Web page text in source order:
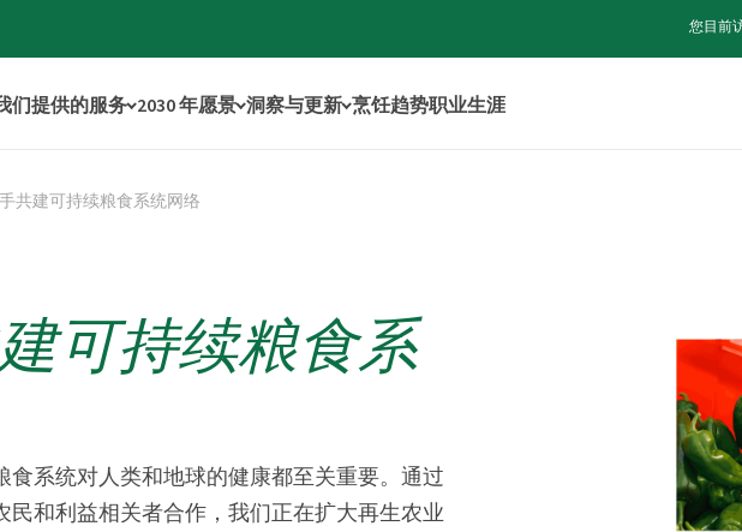
您目前
们提供的服务 2030 年愿景 洞察与更新 烹饪趋势职业生涯
共建可持续粮食系统网络
可持续粮食系
食系统对人类和地球的健康都至关重要。通过
民和利益相关者合作，我们正在扩大再生农业